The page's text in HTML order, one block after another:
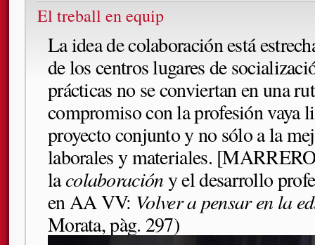
El treball en equip
La idea de colaboración está
de los centros lugares de
prácticas no se conviertan en una
compromiso con la profesión vaya
proyecto conjunto y no sólo a la
laborales y materiales.
lacolaboracióny el desarrollo
en AA VV: Volver a pensar en la
Morata, pàg. 297)